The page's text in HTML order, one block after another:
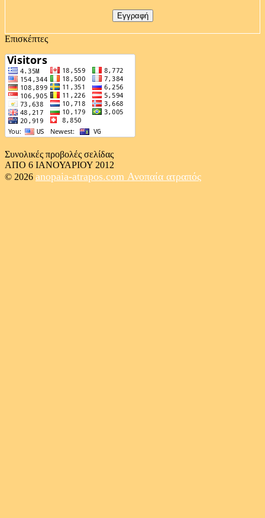
Επισκέπτες
Συνολικές προβολές σελίδας
ΑΠΟ 6 ΙΑΝΟΥΑΡΙΟΥ 2012
© 2026 anopaia-atrapos.com Ανοπαία ατραπός